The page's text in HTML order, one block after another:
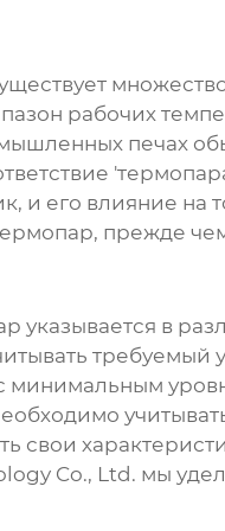
рабочих
печах
и его влияние на
прежде
указывается в
требуемый
с минимальным
свои
Co., Ltd. мы